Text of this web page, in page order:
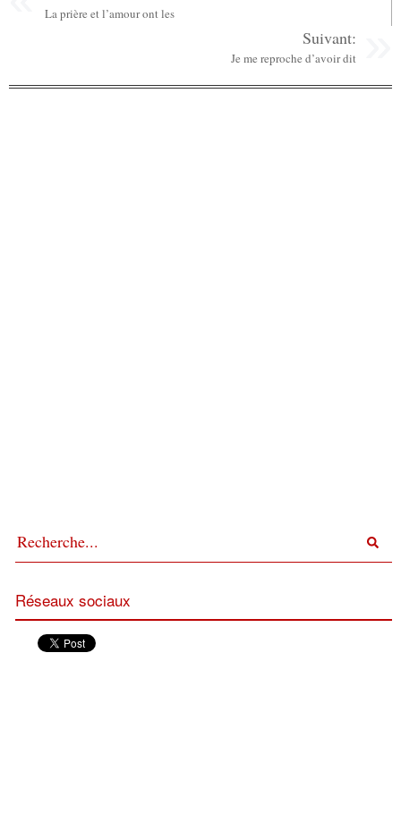
La prière et l’amour ont les
Suivant:
Je me reproche d’avoir dit
Réseaux sociaux